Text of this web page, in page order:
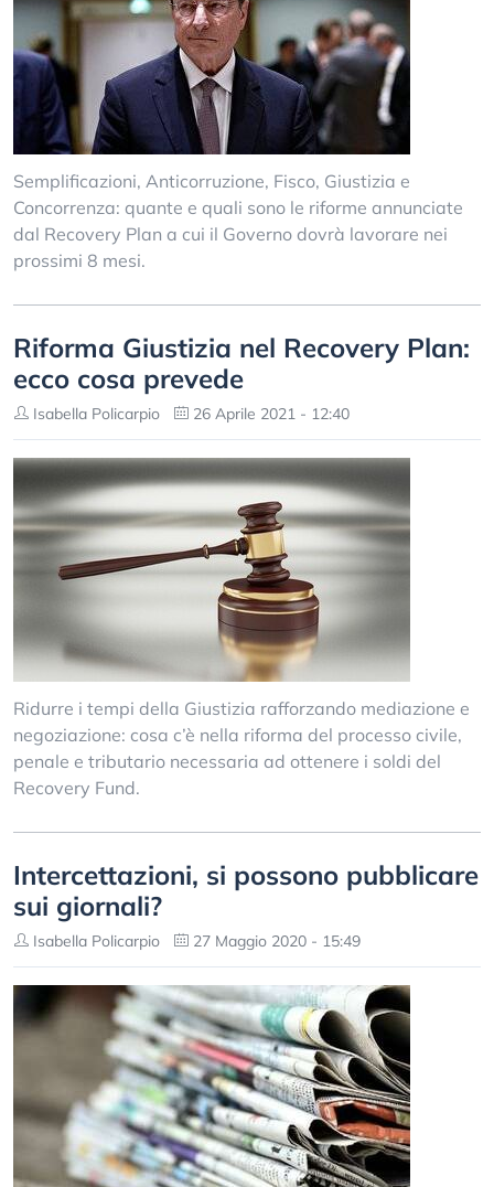
Semplificazioni, Anticorruzione, Fisco, Giustizia e
Concorrenza: quante e quali sono le riforme annunciate
dal Recovery Plan a cui il Governo dovrà lavorare nei
prossimi 8 mesi.
Riforma Giustizia nel Recovery Plan:
ecco cosa prevede
Isabella Policarpio 26 Aprile 2021 - 12:40
Ridurre i tempi della Giustizia rafforzando mediazione e
negoziazione: cosa c’è nella riforma del processo civile,
penale e tributario necessaria ad ottenere i soldi del
Recovery Fund.
Intercettazioni, si possono pubblicare
sui giornali?
Isabella Policarpio 27 Maggio 2020 - 15:49